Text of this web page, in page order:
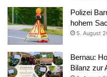
Polizei
hohem
5. August
Bernau:
Bilanz zur